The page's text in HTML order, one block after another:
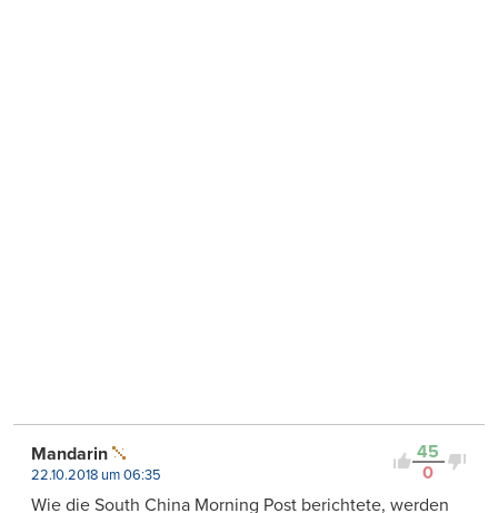
45
0
Mandarin
22.10.2018 um 06:35
Wie die South China Morning Post berichtete, werden